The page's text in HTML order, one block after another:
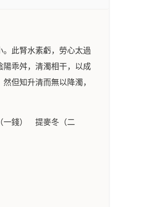
此腎水素虧，勞心太過
陽乖舛，清濁相干，以成
但知升清而無以降濁，
一錢） 提麥冬（二